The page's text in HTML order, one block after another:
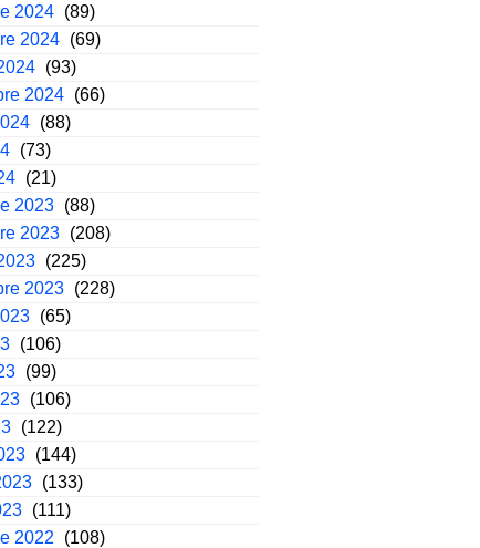
2024 (89)
2024 (69)
(93)
2024 (66)
(88)
(73)
(21)
2023 (88)
2023 (208)
(225)
2023 (228)
(65)
(106)
(99)
(106)
(122)
(144)
(133)
(111)
2022
(108)